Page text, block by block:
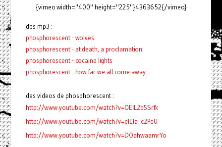
{vimeo width="400" height="225"}4363652{/vimeo}
des mp3 :
phosphorescent - wolves
phosphorescent - at death, a proclamation
phosphorescent - cocaine lights
phosphorescent - how far we all come away
des videos de phosphorescent :
http://www.youtube.com/watch?v=OElL2b5Srfk
http://www.youtube.com/watch?v=eIEIa_c2PeU
http://www.youtube.com/watch?v=DOahwaamrYo